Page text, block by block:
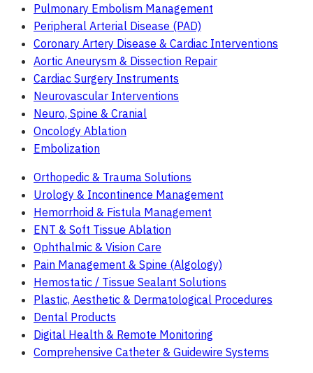
Pulmonary Embolism Management
Peripheral Arterial Disease (PAD)
Coronary Artery Disease & Cardiac Interventions
Aortic Aneurysm & Dissection Repair
Cardiac Surgery Instruments
Neurovascular Interventions
Neuro, Spine & Cranial
Oncology Ablation
Embolization
Orthopedic & Trauma Solutions
Urology & Incontinence Management
Hemorrhoid & Fistula Management
ENT & Soft Tissue Ablation
Ophthalmic & Vision Care
Pain Management & Spine (Algology)
Hemostatic / Tissue Sealant Solutions
Plastic, Aesthetic & Dermatological Procedures
Dental Products
Digital Health & Remote Monitoring
Comprehensive Catheter & Guidewire Systems